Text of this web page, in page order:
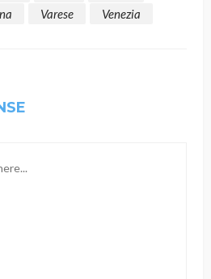
Varese Venezia